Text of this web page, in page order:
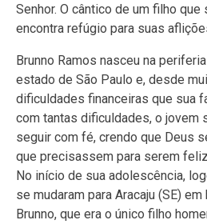
Senhor. O cântico de um filho que
encontra refúgio para suas
Brunno Ramos nasceu na
estado de São Paulo e, desde
dificuldades financeiras que sua
com tantas dificuldades, o jovem
seguir com fé, crendo que Deus
que precisassem para serem
No início de sua adolescência,
se mudaram para Aracaju (SE)
Brunno, que era o único filho